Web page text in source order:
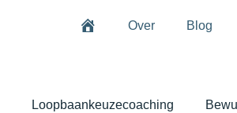
Home Over Blog
Loopbaankeuzecoaching